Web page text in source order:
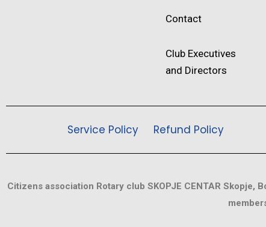
Contact
Club Executives
and Directors
Service Policy Refund Policy
Citizens association Rotary club SKOPJE CENTAR Skopje,